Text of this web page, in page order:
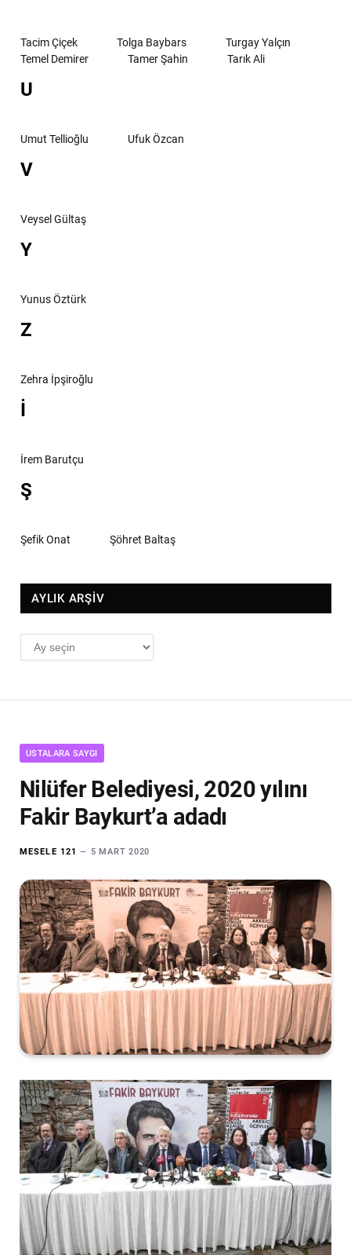
Tacim Çiçek Tolga Baybars
Turgay Yalçın
Temel Demirer
Tamer Şahin Tarık Ali
U
Umut Tellioğlu Ufuk Özcan
V
Veysel Gültaş
Y
Yunus Öztürk
Z
Zehra İpşiroğlu
İ
İrem Barutçu
Ş
Şefik Onat Şöhret Baltaş
AYLIK ARŞİV
AYLIK
ARŞİV
USTALARA SAYGI
Nilüfer Belediyesi, 2020 yılını
Fakir Baykurt’a adadı
MESELE 121 5 MART 2020